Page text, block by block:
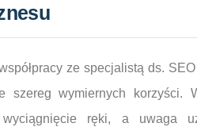
ze specjalistą ds.
szereg wymiernych korzyści.
ręki, a uwaga